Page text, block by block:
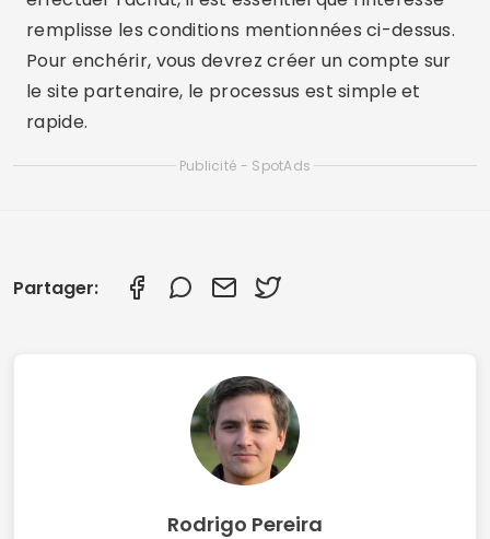
remplisse les conditions mentionnées ci-dessus.
Pour enchérir, vous devrez créer un compte sur
le site partenaire, le processus est simple et
rapide.
Publicité - SpotAds
Partager:
Rodrigo Pereira